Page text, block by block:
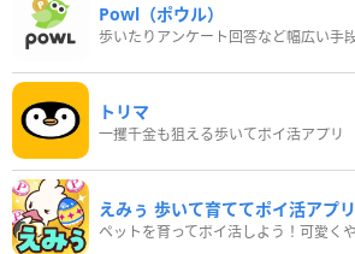
Powl（ポウル）
トリマ
一攫千金も狙える歩いてポイ活アプリ
えみぅ 歩いて育ててポイ活アプリ